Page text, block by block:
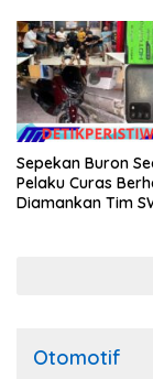
Kapal Karam di
Mengkikip
Sepekan Buron
Pelaku Curas
Diamankan Tim
Otomotif